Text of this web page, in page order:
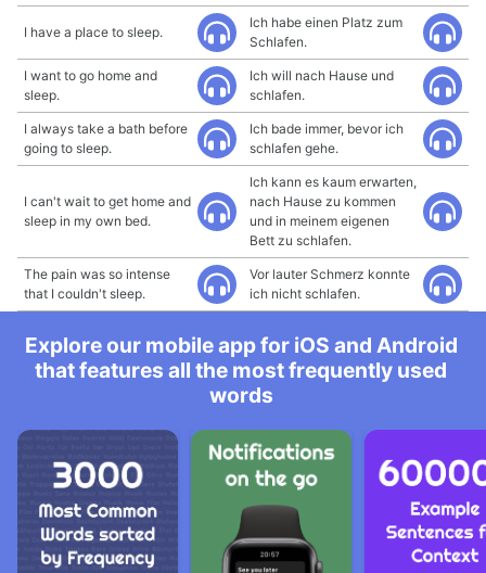
I have a place to sleep.
Ich habe einen Platz zum
Schlafen.
I want to go home and
sleep.
Ich will nach Hause und
schlafen.
I always take a bath before
going to sleep.
Ich bade immer, bevor ich
schlafen gehe.
I can't wait to get home and
sleep in my own bed.
Ich kann es kaum erwarten,
nach Hause zu kommen
und in meinem eigenen
Bett zu schlafen.
The pain was so intense
that I couldn't sleep.
Vor lauter Schmerz konnte
ich nicht schlafen.
Explore our mobile app for iOS and Android
that features all the most frequently used
words